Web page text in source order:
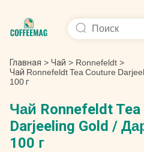
Главная > Чай > Ronnefeldt >
Чай Ronnefeldt Tea Couture
100 г
Чай Ronnefeldt Tea
Darjeeling Gold /
100 г